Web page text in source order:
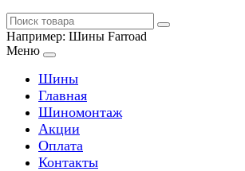
Например: Шины Farroad
Меню
Шины
Главная
Шиномонтаж
Акции
Оплата
Контакты